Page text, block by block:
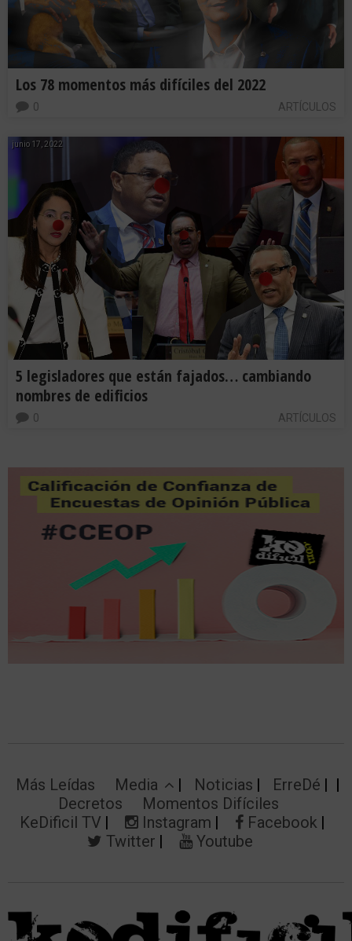
Los 78 momentos más difíciles del 2022
ARTÍCULOS
0
junio 17, 2022
5 legisladores que están fajados… cambiando
nombres de edificios
ARTÍCULOS
0
Más Leídas Media Noticias
ErreDé
Decretos
Momentos Difíciles
KeDificil TV
Instagram
Facebook
Twitter
Youtube